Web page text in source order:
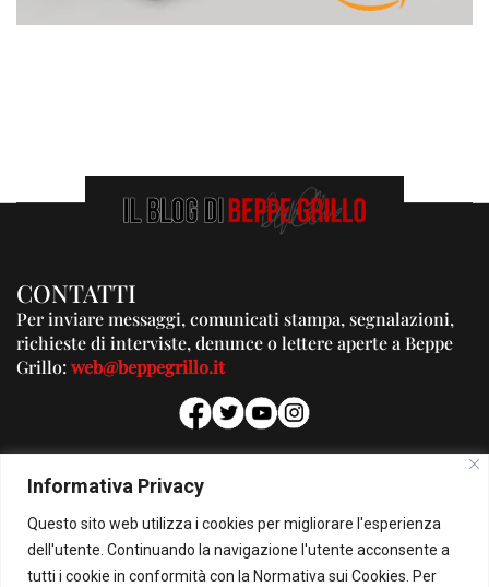
Informativa Privacy
Questo sito web utilizza i cookies per migliorare l'esperienza
dell'utente. Continuando la navigazione l'utente acconsente a
tutti i cookie in conformità con la Normativa sui Cookies. Per
CONTATTI
Per inviare messaggi, comunicati stampa, segnalazioni,
richieste di interviste, denunce o lettere aperte a Beppe
Grillo:web@beppegrillo.it
PUBBLICITA'
Per la tua pubblicità su questo Blog:
pubblicita@beppegrillo.it